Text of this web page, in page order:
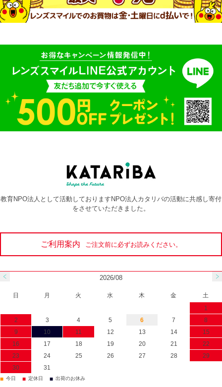
教育NPO法人として活動しておりますNPO法人カタリバの活動に共感し寄付
をさせていただきました。
ご利用案内 ご注文前に必ずお読みください。
2026/08
日 月 火 水 木 金
土
1
2
3 4 5 6 7
8
9
10 11 12 13 14
15
16
17 18 19 20 21
22
23
24 25 26 27 28
29
30
31
■ 今日 ■ 定休日 ■ 出荷のお休み